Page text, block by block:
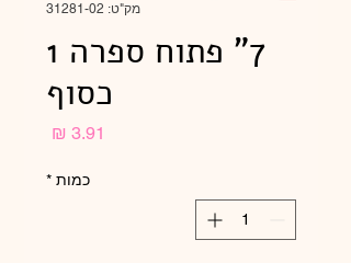
מק"ט: 31281-02
7" פתוח ספרה 1
כסוף
כמות *